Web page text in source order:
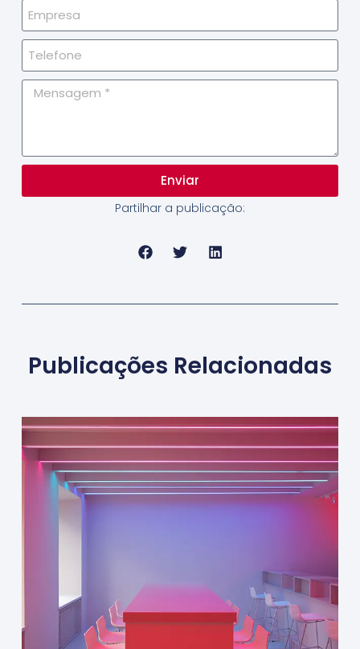
Enviar
Partilhar a publicação:
Publicações Relacionadas